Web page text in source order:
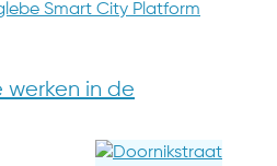
Smart City Platform
werken in de